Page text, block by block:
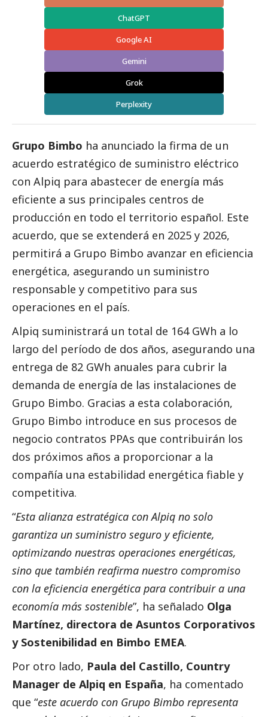
ChatGPT
Google AI
Gemini
Grok
Perplexity
Grupo Bimbo ha anunciado la firma de un
acuerdo estratégico de suministro eléctrico
con Alpiq para abastecer de energía más
eficiente a sus principales centros de
producción en todo el territorio español. Este
acuerdo, que se extenderá en 2025 y 2026,
permitirá a Grupo Bimbo avanzar en eficiencia
energética, asegurando un suministro
responsable y competitivo para sus
operaciones en el país.
Alpiq suministrará un total de 164 GWh a lo
largo del período de dos años, asegurando una
entrega de 82 GWh anuales para cubrir la
demanda de energía de las instalaciones de
Grupo Bimbo. Gracias a esta colaboración,
Grupo Bimbo introduce en sus procesos de
negocio contratos PPAs que contribuirán los
dos próximos años a proporcionar a la
compañía una estabilidad energética fiable y
competitiva.
“Esta alianza estratégica con Alpiq no solo
garantiza un suministro seguro y eficiente,
optimizando nuestras operaciones energéticas,
sino que también reafirma nuestro compromiso
con la eficiencia energética para contribuir a una
economía más sostenible”, ha señalado Olga
Martínez, directora de Asuntos Corporativos
y Sostenibilidad en Bimbo EMEA.
Por otro lado, Paula del Castillo, Country
Manager de Alpiq en España, ha comentado
que “este acuerdo con Grupo Bimbo representa